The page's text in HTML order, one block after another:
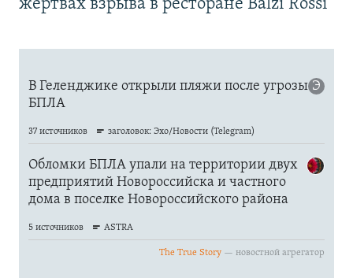
жертвах взрыва в ресторане Balzi Rossi